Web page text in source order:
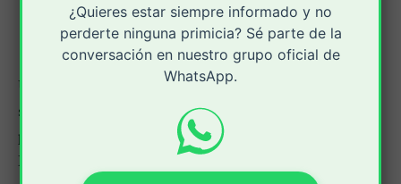
Un amplio operativo de la Policía del Valle del Cauca
se adelanta en la zona rural del municipio de Sevilla
para dar con el paradero de Daniela Hernández
Montoya, médica del Hospital Centenario y reconocida
¿Quieres estar siempre informado y no
perderte ninguna primicia? Sé parte de la
conversación en nuestro grupo oficial de
WhatsApp.